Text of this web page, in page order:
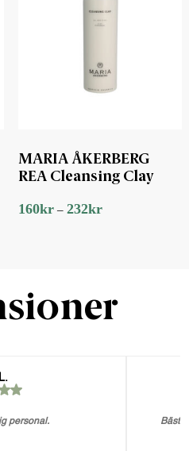
MARIA ÅKERBERG
REA Cleansing Clay
160kr– 232kr
personal. Bästa